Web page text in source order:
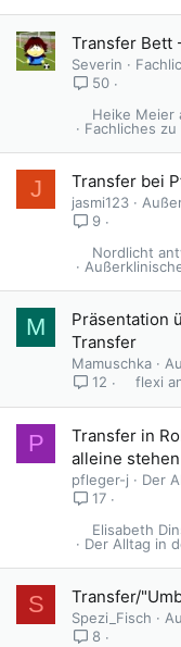
Transfer Bett
Severin
50
Fachliches
Heike Meier
J Transfer bei
jasmi123
9
Nordlicht
M
Präsentation
Transfer
Mamuschka
12
flexi
P
Transfer in
alleine
pfleger-j
Der
17
Der Alltag in
Elisabeth
S Transfer/
Spezi_Fisch
8